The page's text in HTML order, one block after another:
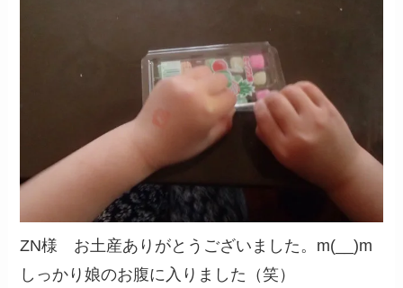
ZN様 お土産ありがとうございました。m(__)m
しっかり娘のお腹に入りました（笑）